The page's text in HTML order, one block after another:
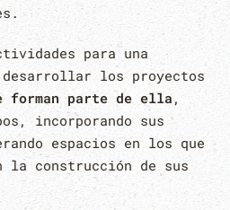
para una
desarrollar los proyectos
forman parte de ella ,
incorporando sus
espacios en los que
la construcción de sus